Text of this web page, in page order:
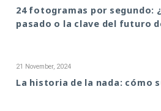
24 fotogramas por segundo:
pasado o la clave del futuro
21 November, 2024
La historia de la nada: cómo